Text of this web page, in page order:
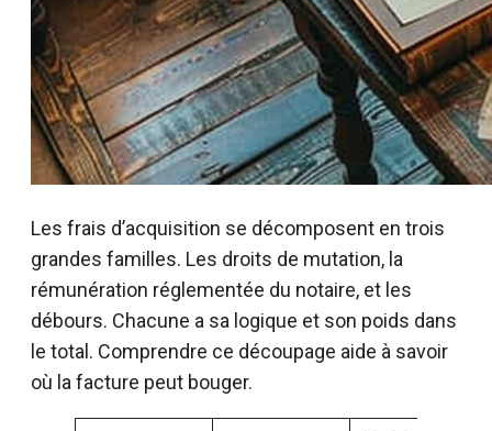
Les frais d’acquisition se décomposent en trois
grandes familles. Les droits de mutation, la
rémunération réglementée du notaire, et les
débours. Chacune a sa logique et son poids dans
le total. Comprendre ce découpage aide à savoir
où la facture peut bouger.